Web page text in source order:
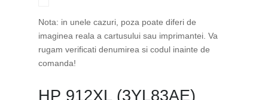
Nota: in unele cazuri, poza poate diferi de
imaginea reala a cartusului sau imprimantei. Va
rugam verificati denumirea si codul inainte de
comanda!
HP 912XL (3YL83AE)